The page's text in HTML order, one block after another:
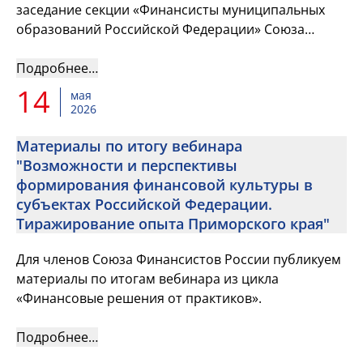
заседание секции «Финансисты муниципальных
образований Российской Федерации» Союза
«Муниципальный бюджет» Союза российс...
Подробнее…
14
мая
2026
Материалы по итогу вебинара
"Возможности и перспективы
формирования финансовой культуры в
субъектах Российской Федерации.
Тиражирование опыта Приморского края"
Для членов Союза Финансистов России публикуем
материалы по итогам вебинара из цикла
«Финансовые решения от практиков».
Подробнее…